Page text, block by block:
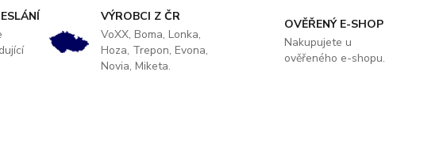
VÝROBCI Z ČR
VoXX, Boma, Lonka,
Hoza, Trepon, Evona,
Novia, Miketa.
OVĚŘENÝ E-SHOP
Nakupujete u
ověřeného e-shopu.